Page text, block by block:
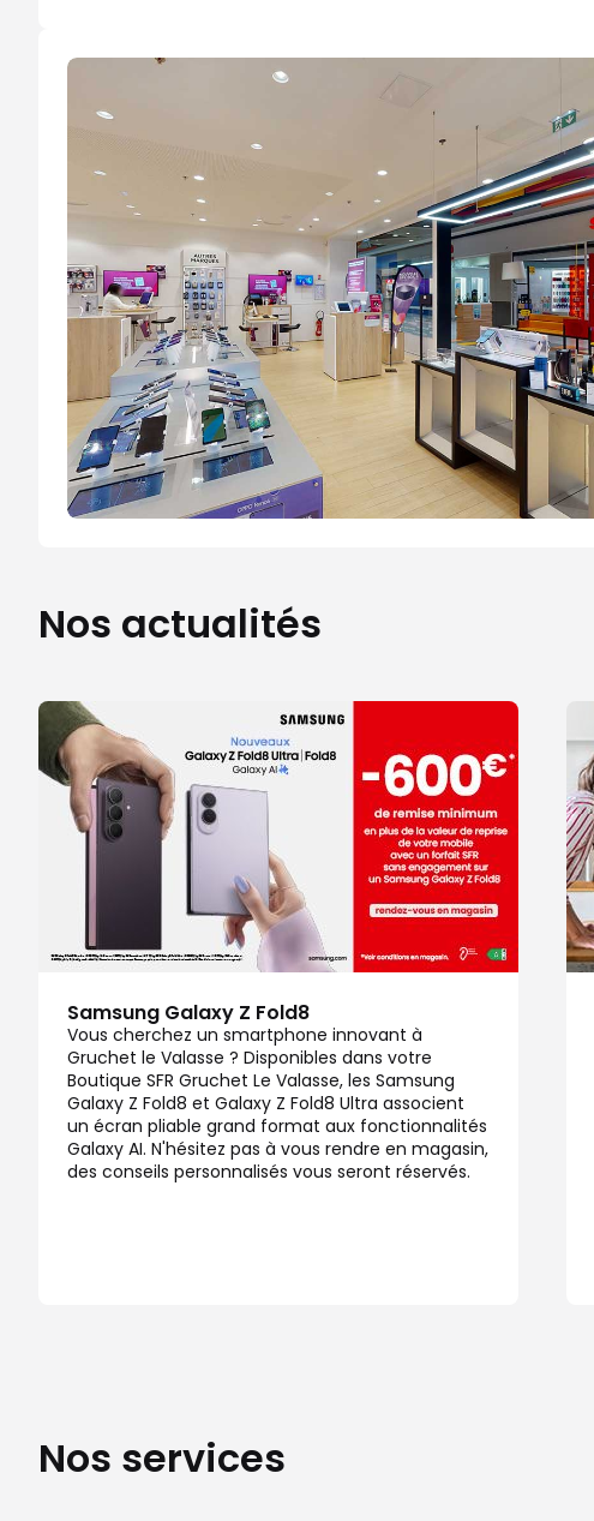
Nos actualités
Samsung Galaxy Z Fold8
Vous cherchez un smartphone innovant à
Gruchet le Valasse ? Disponibles dans votre
Boutique SFR Gruchet Le Valasse, les Samsung
Galaxy Z Fold8 et Galaxy Z Fold8 Ultra associent
un écran pliable grand format aux fonctionnalités
Galaxy AI. N'hésitez pas à vous rendre en magasin,
des conseils personnalisés vous seront réservés.
Nos services